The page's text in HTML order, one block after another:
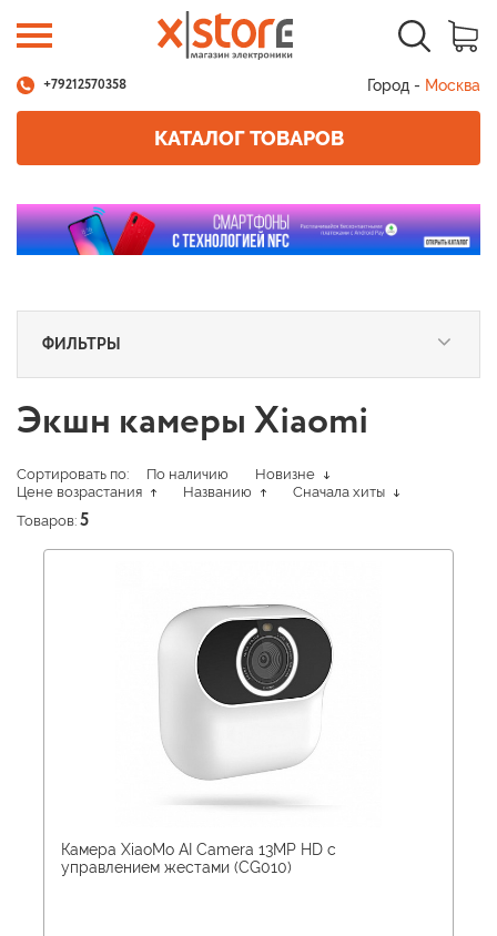
+79212570358 Город - Москва
КАТАЛОГ ТОВАРОВ
ФИЛЬТРЫ
Экшн камеры Xiaomi
Сортировать по: По наличию
Новизне
Цене возрастания
Названию
Сначала хиты
Товаров: 5
Камера XiaoMo AI Camera 13MP HD с
управлением жестами (CG010)